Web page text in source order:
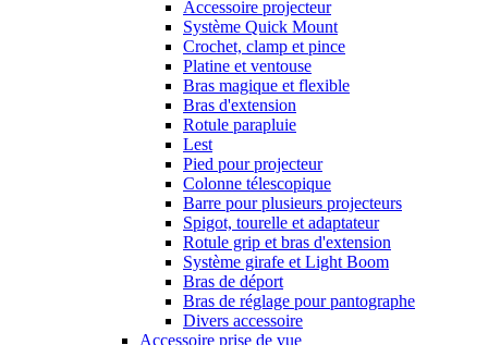
Accessoire projecteur
Système Quick Mount
Crochet, clamp et pince
Platine et ventouse
Bras magique et flexible
Bras d'extension
Rotule parapluie
Lest
Pied pour projecteur
Colonne télescopique
Barre pour plusieurs projecteurs
Spigot, tourelle et adaptateur
Rotule grip et bras d'extension
Système girafe et Light Boom
Bras de déport
Bras de réglage pour pantographe
Divers accessoire
Accessoire prise de vue